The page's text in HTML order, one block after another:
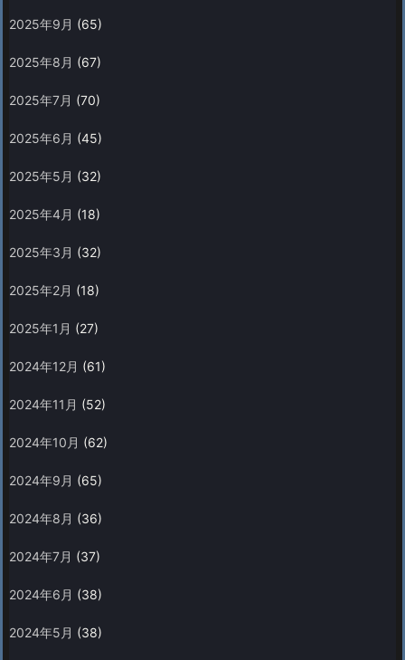
2025年9月 (65)
2025年8月 (67)
2025年7月 (70)
2025年6月 (45)
2025年5月 (32)
2025年4月 (18)
2025年3月 (32)
2025年2月 (18)
2025年1月 (27)
2024年12月 (61)
2024年11月 (52)
2024年10月 (62)
2024年9月 (65)
2024年8月 (36)
2024年7月 (37)
2024年6月 (38)
2024年5月 (38)